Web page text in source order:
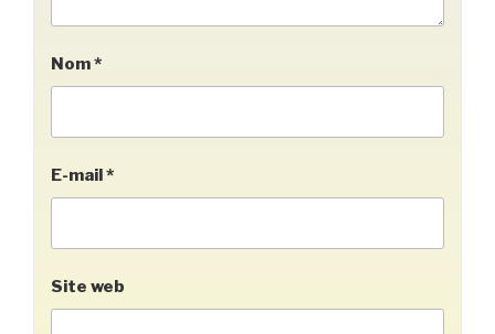
Nom*
E-mail*
Site web